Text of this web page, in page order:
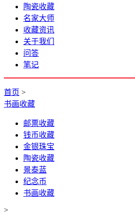
陶瓷收藏
名家大师
收藏资讯
关于我们
问答
笔记
首页 >
书画收藏
邮票收藏
钱币收藏
金银珠宝
陶瓷收藏
景泰蓝
纪念币
书画收藏
>